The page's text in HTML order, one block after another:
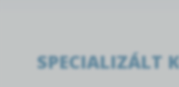
SPECIALIZÁLT